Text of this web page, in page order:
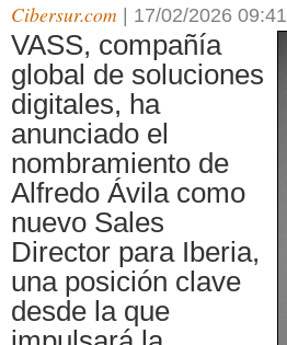
Cibersur.com 17/02/2026 09:41
VASS, compañía
global de soluciones
digitales, ha
anunciado el
nombramiento de
Alfredo Ávila como
nuevo Sales
Director para Iberia,
una posición clave
desde la que